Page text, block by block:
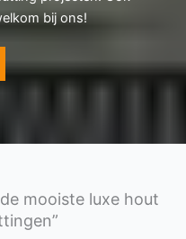
bij ons!
mooiste luxe hout